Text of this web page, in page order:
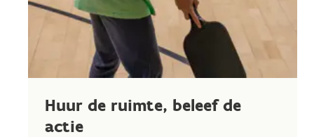
Huur de ruimte, beleef de
actie